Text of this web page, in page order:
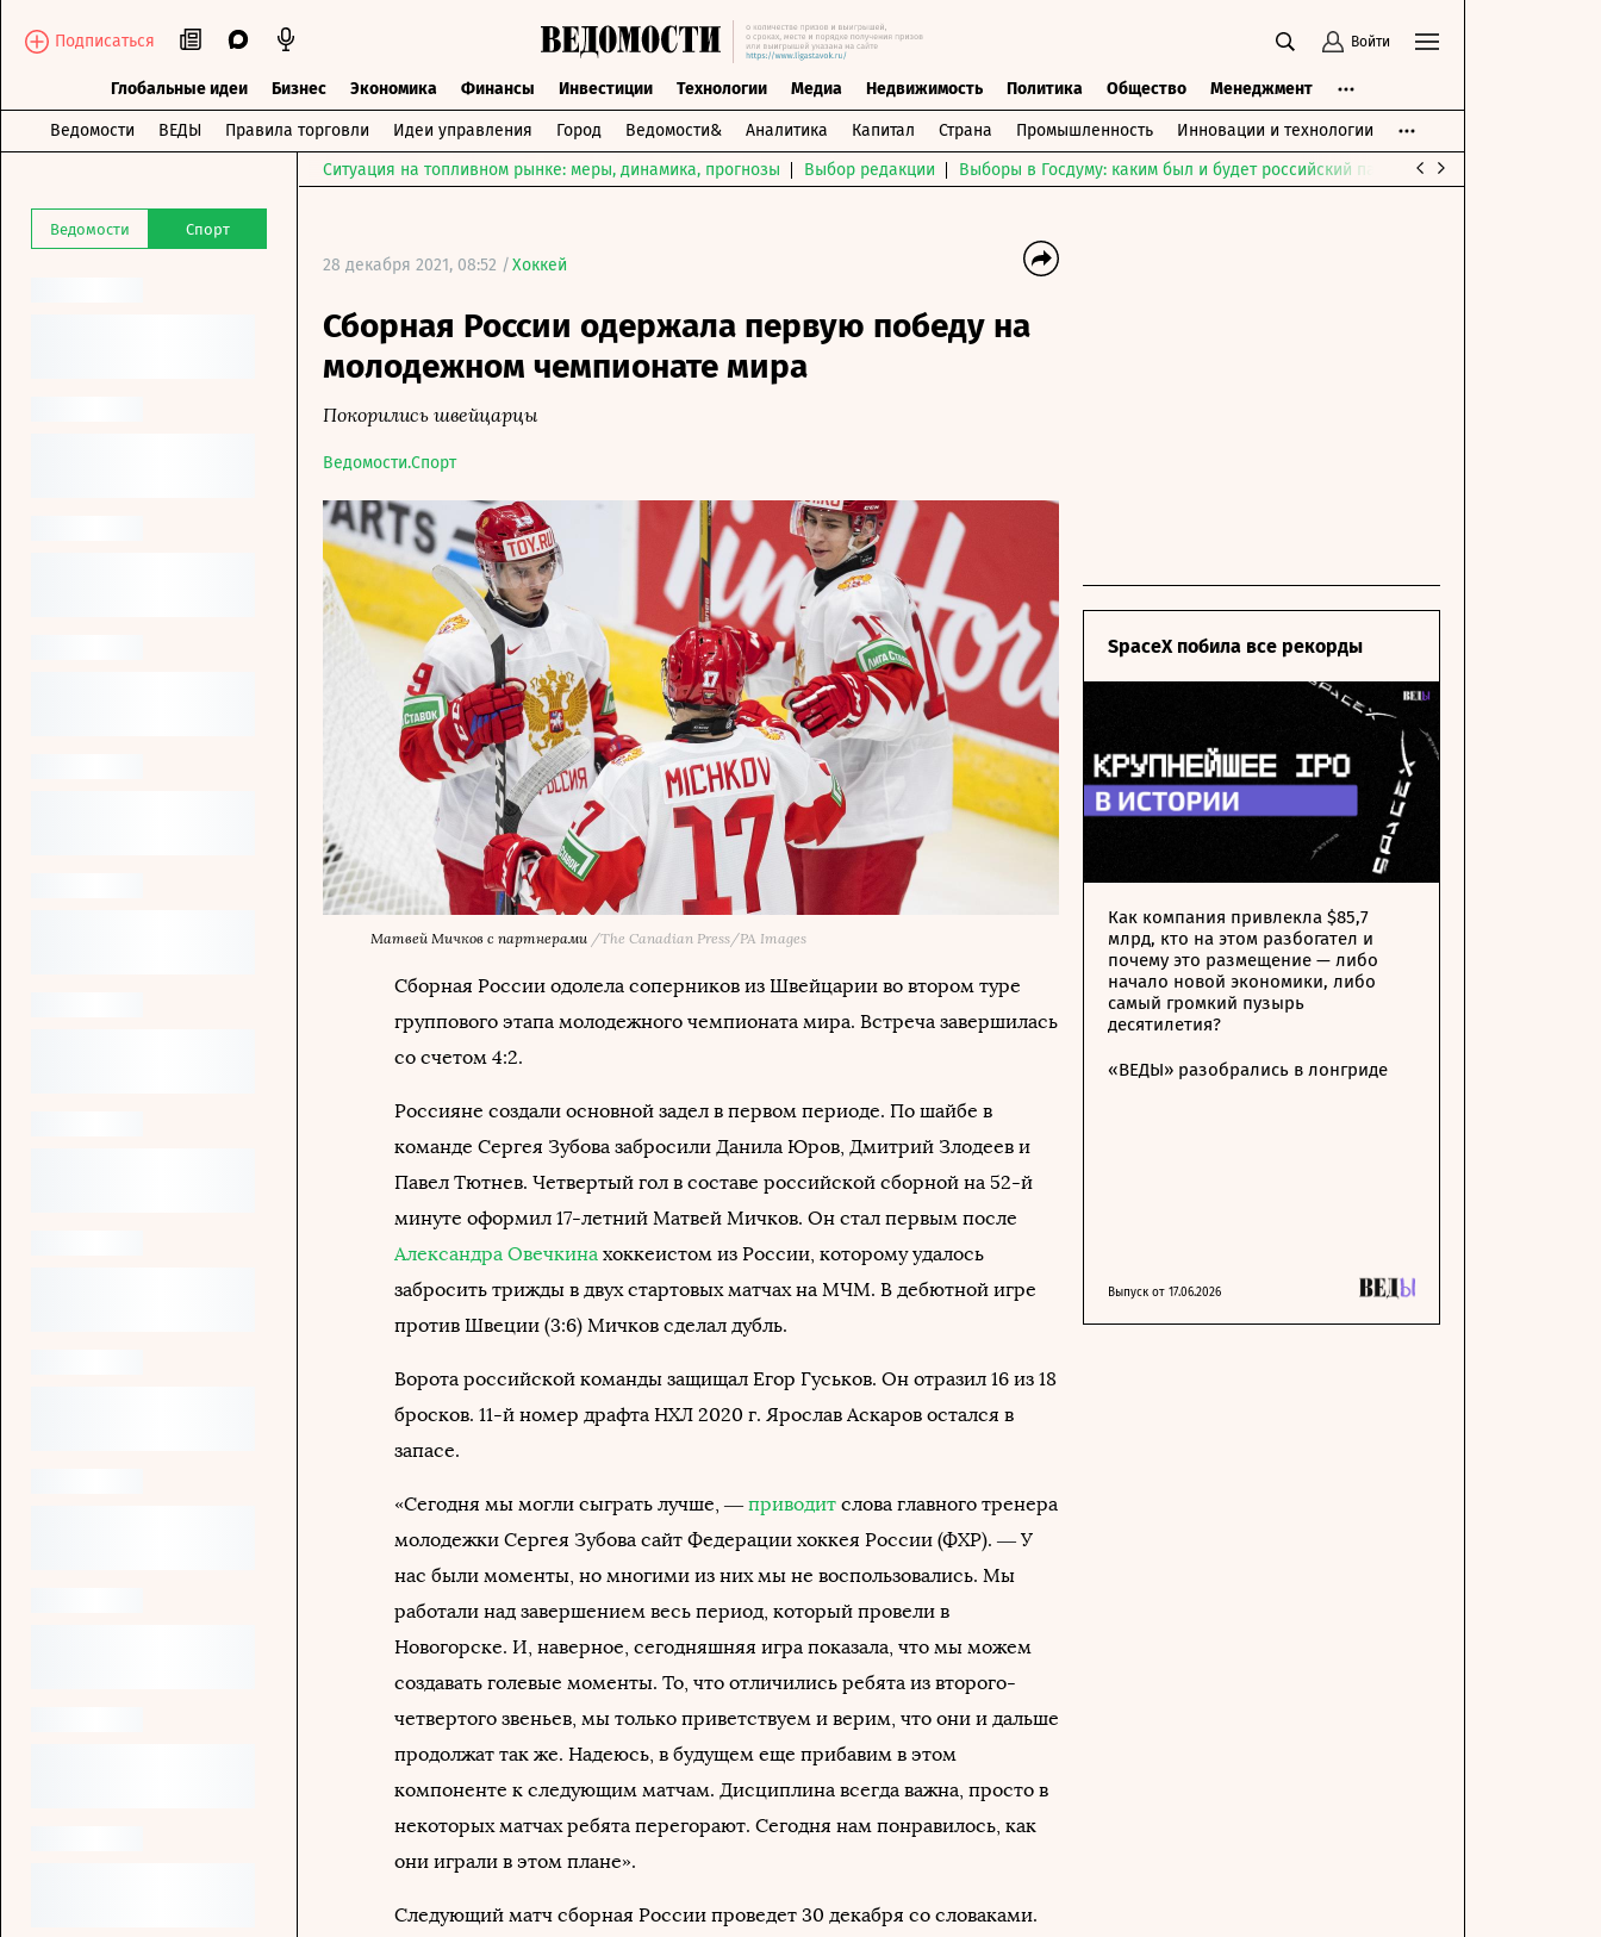
Подписаться Войти
Глобальные идеи Бизнес Экономика Финансы Инвестиции Технологии Медиа Недвижимость Политика Общество Менеджмент
Ведомости ВЕДЫ Правила торговли Идеи управления Город Ведомости& Аналитика Капитал Страна Промышленность Инновации и технологии
Ведомости Спорт
Ситуация на топливном рынке: меры, динамика, прогнозы Выбор редакции Выборы в Госдуму: каким был и будет российский парламент
28 декабря 2021, 08:52 /Хоккей
Сборная России одержала первую победу на
молодежном чемпионате мира
Покорились швейцарцы
Ведомости.Спорт
Матвей Мичков с партнерами /The Canadian Press/PA Images
Сборная России одолела соперников из Швейцарии во втором туре
группового этапа молодежного чемпионата мира. Встреча завершилась
со счетом 4:2.
Россияне создали основной задел в первом периоде. По шайбе в
команде Сергея Зубова забросили Данила Юров, Дмитрий Злодеев и
Павел Тютнев. Четвертый гол в составе российской сборной на 52-й
минуте оформил 17-летний Матвей Мичков. Он стал первым после
Александра Овечкина хоккеистом из России, которому удалось
забросить трижды в двух стартовых матчах на МЧМ. В дебютной игре
против Швеции (3:6) Мичков сделал дубль.
Ворота российской команды защищал Егор Гуськов. Он отразил 16 из 18
бросков. 11-й номер драфта НХЛ 2020 г. Ярослав Аскаров остался в
запасе.
«Сегодня мы могли сыграть лучше, — приводит слова главного тренера
молодежки Сергея Зубова сайт Федерации хоккея России (ФХР). — У
нас были моменты, но многими из них мы не воспользовались. Мы
работали над завершением весь период, который провели в
Новогорске. И, наверное, сегодняшняя игра показала, что мы можем
создавать голевые моменты. То, что отличились ребята из второго-
четвертого звеньев, мы только приветствуем и верим, что они и дальше
продолжат так же. Надеюсь, в будущем еще прибавим в этом
компоненте к следующим матчам. Дисциплина всегда важна, просто в
некоторых матчах ребята перегорают. Сегодня нам понравилось, как
они играли в этом плане».
Следующий матч сборная России проведет 30 декабря со словаками.
SpaceX побила все рекорды
Как компания привлекла $85,7
млрд, кто на этом разбогател и
почему это размещение — либо
начало новой экономики, либо
самый громкий пузырь
десятилетия?
«ВЕДЫ» разобрались в лонгриде
Выпуск от 17.06.2026